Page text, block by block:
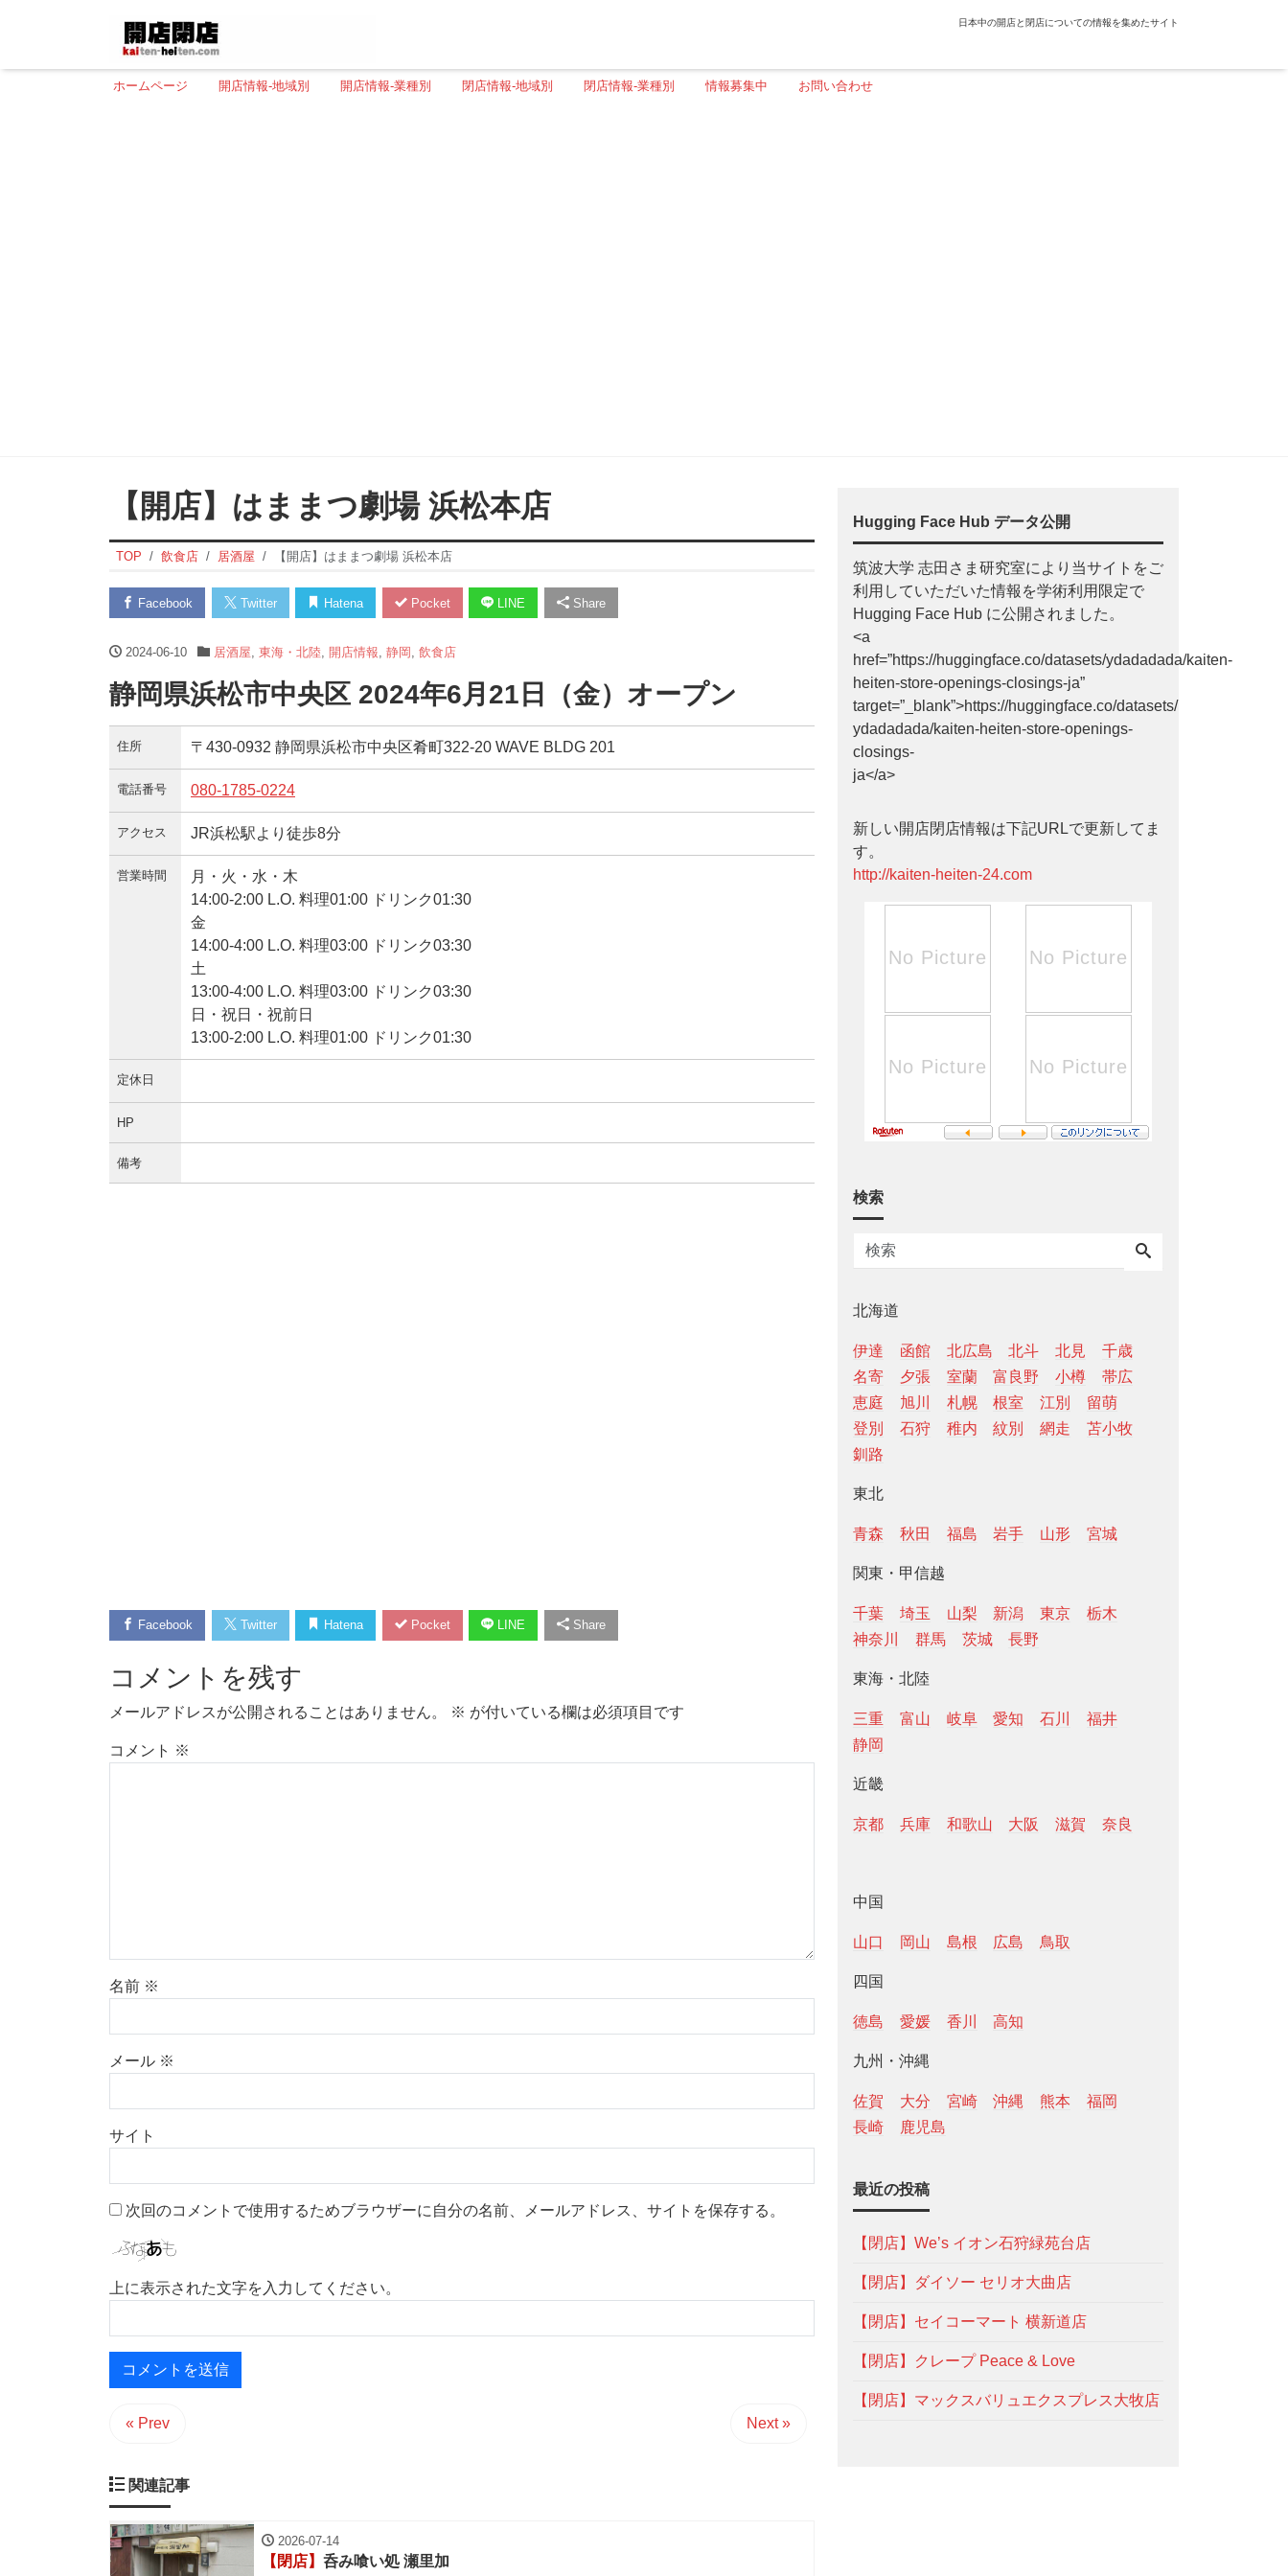
日本中の開店と閉店についての情報を集めたサイト
ホームページ 開店情報-地域別 開店情報-業種別 閉店情報-地域別 閉店情報-業種別 情報募集中 お問い合わせ
【開店】はままつ劇場 浜松本店
TOP 飲食店 居酒屋 【開店】はままつ劇場 浜松本店
Facebook Twitter Hatena Pocket LINE Share
2024-06-10 居酒屋 東海・北陸, 開店情報 静岡 飲食店
静岡県浜松市中央区 2024年6月21日（金）オープン
住所 〒430-0932 静岡県浜松市中央区肴町322-20 WAVE BLDG 201
電話番号 080-1785-0224
アクセス JR浜松駅より徒歩8分
営業時間
月・火・水・木
14:00-2:00 L.O. 料理01:00 ドリンク01:30
金
14:00-4:00 L.O. 料理03:00 ドリンク03:30
土
13:00-4:00 L.O. 料理03:00 ドリンク03:30
日・祝日・祝前日
13:00-2:00 L.O. 料理01:00 ドリンク01:30
定休日
HP
備考
Facebook Twitter Hatena Pocket LINE Share
コメントを残す
メールアドレスが公開されることはありません。 ※ が付いている欄は必須項目です
コメント ※
名前 ※
メール ※
サイト
次回のコメントで使用するためブラウザーに自分の名前、メールアドレス、サイトを保存する。
上に表示された文字を入力してください。
« Prev Next »
関連記事
2026-07-14
【閉店】 呑み喰い処 瀬里加
Hugging Face Hub データ公開
筑波大学 志田さま研究室により当サイトをご
利用していただいた情報を学術利用限定で
Hugging Face Hub に公開されました。
<a
href=”https://huggingface.co/datasets/ydadadada/kaiten-
heiten-store-openings-closings-ja”
target=”_blank”>https://huggingface.co/datasets/
ydadadada/kaiten-heiten-store-openings-
closings-
ja</a>
新しい開店閉店情報は下記URLで更新してま
す。
http://kaiten-heiten-24.com
検索
北海道
伊達 函館 北広島 北斗 北見
千歳
名寄
夕張 室蘭 富良野 小樽
帯広
恵庭
旭川 札幌 根室 江別
留萌
登別
石狩 稚内 紋別 網走
苫小牧
釧路
東北
青森 秋田 福島 岩手 山形 宮城
関東・甲信越
千葉 埼玉 山梨 新潟 東京
栃木
神奈川
群馬 茨城 長野
東海・北陸
三重 富山 岐阜 愛知 石川
福井
静岡
近畿
京都 兵庫 和歌山 大阪 滋賀 奈良
中国
山口 岡山 島根 広島 鳥取
四国
徳島 愛媛 香川 高知
九州・沖縄
佐賀 大分 宮崎 沖縄 熊本
福岡
長崎
鹿児島
最近の投稿
【閉店】We’s イオン石狩緑苑台店
【閉店】ダイソー セリオ大曲店
【閉店】セイコーマート 横新道店
【閉店】クレープ Peace & Love
【閉店】マックスバリュエクスプレス大牧店